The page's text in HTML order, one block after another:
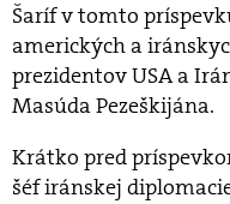
Šaríf v tomto
amerických a
prezidentov USA a
Masúda Pezeškijána.
Krátko pred
šéf iránskej